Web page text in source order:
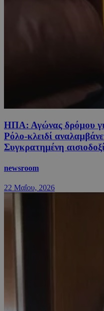
ΗΠΑ: Αγώνας δρόμου
Ρόλο-κλειδί
Συγκρατημένη
newsroom
22 Μαΐου, 2026